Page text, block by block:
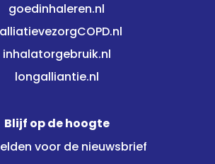
goedinhaleren.nl
inhalatorgebruik.nl
longalliantie.nl
Blijf op de hoogte
voor de nieuwsbrief